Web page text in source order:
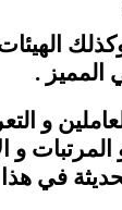
المميز .
و
المرتبات و
في